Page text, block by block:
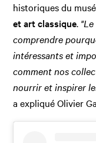
historiques du
et art classique.
comprendre
intéressants et
comment nos
nourrir et inspirer
a expliqué Olivier